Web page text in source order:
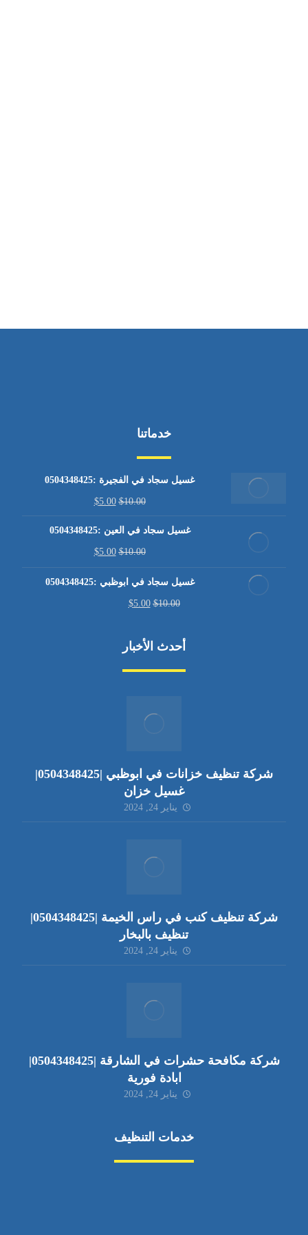
خدماتنا
غسيل سجاد في الفجيرة :0504348425
$10.00
$5.00
غسيل سجاد في العين :0504348425
$10.00
$5.00
غسيل سجاد في ابوظبي :0504348425
$10.00
$5.00
أحدث الأخبار
شركة تنظيف خزانات في ابوظبي |0504348425|
غسيل خزان
يناير 24, 2024
شركة تنظيف كنب في راس الخيمة |0504348425|
تنظيف بالبخار
يناير 24, 2024
شركة مكافحة حشرات في الشارقة |0504348425|
ابادة فورية
يناير 24, 2024
خدمات التنظيف